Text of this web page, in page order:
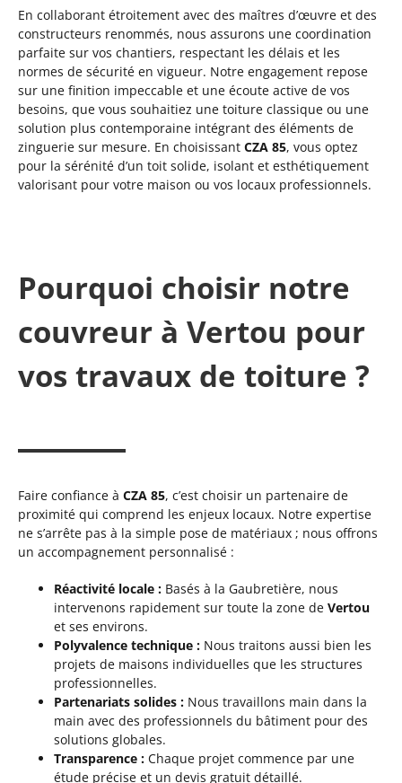
En collaborant étroitement avec des maîtres d’œuvre et des
constructeurs renommés, nous assurons une coordination
parfaite sur vos chantiers, respectant les délais et les
normes de sécurité en vigueur. Notre engagement repose
sur une finition impeccable et une écoute active de vos
besoins, que vous souhaitiez une toiture classique ou une
solution plus contemporaine intégrant des éléments de
zinguerie sur mesure. En choisissant CZA 85, vous optez
pour la sérénité d’un toit solide, isolant et esthétiquement
valorisant pour votre maison ou vos locaux professionnels.
Pourquoi choisir notre
couvreur à Vertou pour
vos travaux de toiture ?
Faire confiance à CZA 85, c’est choisir un partenaire de
proximité qui comprend les enjeux locaux. Notre expertise
ne s’arrête pas à la simple pose de matériaux ; nous offrons
un accompagnement personnalisé :
Réactivité locale :Basés à la Gaubretière, nous
intervenons rapidement sur toute la zone de Vertou
et ses environs.
Polyvalence technique :Nous traitons aussi bien les
projets de maisons individuelles que les structures
professionnelles.
Partenariats solides :Nous travaillons main dans la
main avec des professionnels du bâtiment pour des
solutions globales.
Transparence :Chaque projet commence par une
étude précise et un devis gratuit détaillé.